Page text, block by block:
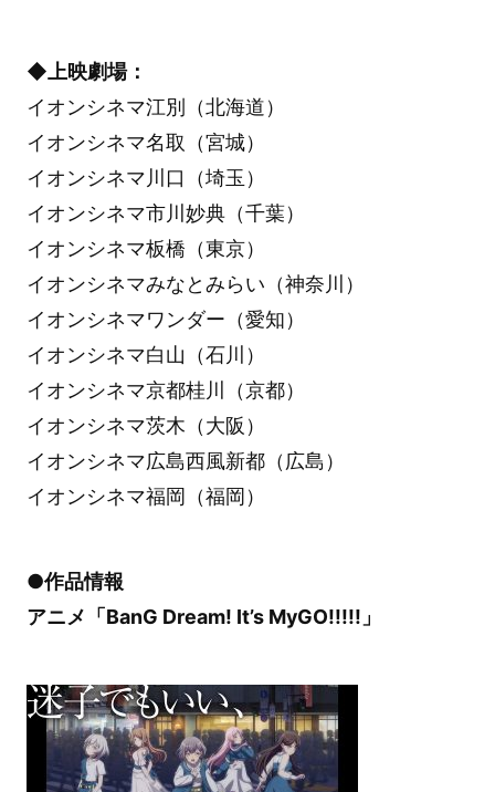
◆上映劇場：
イオンシネマ江別（北海道）
イオンシネマ名取（宮城）
イオンシネマ川口（埼玉）
イオンシネマ市川妙典（千葉）
イオンシネマ板橋（東京）
イオンシネマみなとみらい（神奈川）
イオンシネマワンダー（愛知）
イオンシネマ白山（石川）
イオンシネマ京都桂川（京都）
イオンシネマ茨木（大阪）
イオンシネマ広島西風新都（広島）
イオンシネマ福岡（福岡）
●作品情報
アニメ「BanG Dream! It’s MyGO!!!!!」